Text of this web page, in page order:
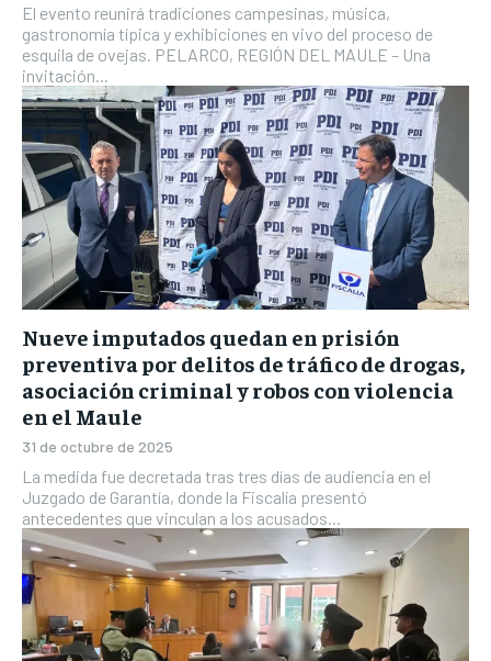
El evento reunirá tradiciones campesinas, música,
gastronomía típica y exhibiciones en vivo del proceso de
esquila de ovejas. PELARCO, REGIÓN DEL MAULE – Una
invitación...
Nueve imputados quedan en prisión
preventiva por delitos de tráfico de drogas,
asociación criminal y robos con violencia
en el Maule
31 de octubre de 2025
La medida fue decretada tras tres días de audiencia en el
Juzgado de Garantía, donde la Fiscalía presentó
antecedentes que vinculan a los acusados...